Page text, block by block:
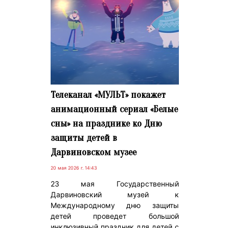
Телеканал «МУЛЬТ» покажет
анимационный сериал «Белые
сны» на празднике ко Дню
защиты детей в
Дарвиновском музее
20 мая 2026 г. 14:43
23 мая Государственный
Дарвиновский музей к
Международному дню защиты
детей проведет большой